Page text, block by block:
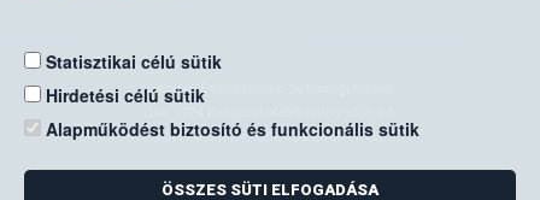
Statisztikai célú sütik
Hirdetési célú sütik
Alapműködést biztosító és funkcionális sütik
ÖSSZES SÜTI ELFOGADÁSA
Nemzeti Élelmiszerlánc-biztonsági Hivatal
Levelezési cím: 1525 Budapest. Pf. 30.